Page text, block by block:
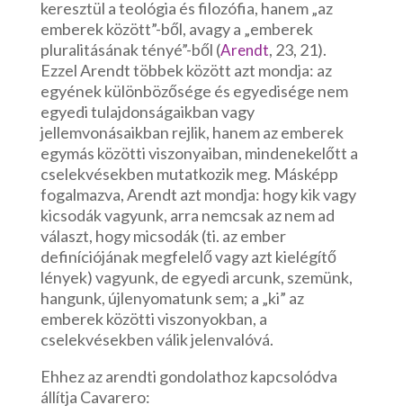
keresztül a teológia és filozófia, hanem „az
emberek között”-ből, avagy a „emberek
pluralitásának tényé”-ből (Arendt, 23, 21).
Ezzel Arendt többek között azt mondja: az
egyének különbözősége és egyedisége nem
egyedi tulajdonságaikban vagy
jellemvonásaikban rejlik, hanem az emberek
egymás közötti viszonyaiban, mindenekelőtt a
cselekvésekben mutatkozik meg. Másképp
fogalmazva, Arendt azt mondja: hogy kik vagy
kicsodák vagyunk, arra nemcsak az nem ad
választ, hogy micsodák (ti. az ember
definíciójának megfelelő vagy azt kielégítő
lények) vagyunk, de egyedi arcunk, szemünk,
hangunk, újlenyomatunk sem; a „ki” az
emberek közötti viszonyokban, a
cselekvésekben válik jelenvalóvá.
Ehhez az arendti gondolathoz kapcsolódva
állítja Cavarero: